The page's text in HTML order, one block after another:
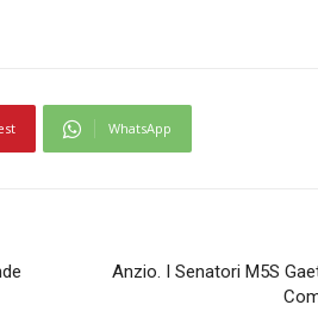
WhatsApp
Anzio. I Senatori M5S